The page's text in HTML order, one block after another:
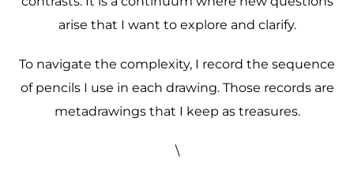
arise that I want to explore and clarify.
To navigate the complexity, I record the sequence
of pencils I use in each drawing. Those records are
metadrawings that I keep as treasures.
\